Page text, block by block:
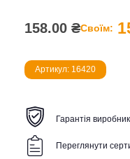
158.00 ₴Своїм:
Артикул: 16420
Гарантія
Переглянути